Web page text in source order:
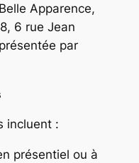
Apparence,
6 rue Jean
par
incluent :
présentiel ou à